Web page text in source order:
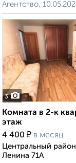
Агентство,
3
Комната в 2-к
этаж
4 400 ₽ в месяц
Центральный
Ленина 71А